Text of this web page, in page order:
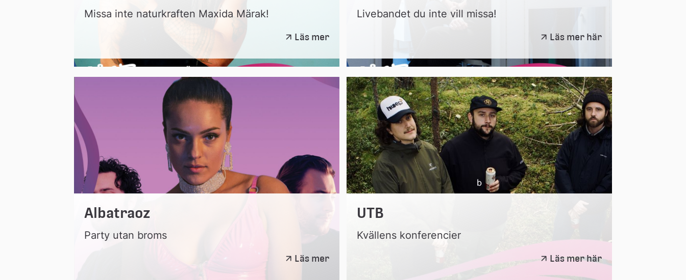
Missa inte naturkraften Maxida Märak!
Maxida
Läs mer
Livebandet du inte vill missa!
Division
Läs mer här
Albatraoz
Party utan broms
Albatraoz
Läs mer
UTB
Kvällens konferencier
UTB
Läs mer här